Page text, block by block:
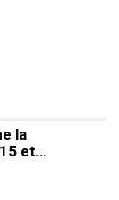
la
et…